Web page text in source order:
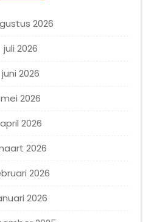
2026
juli 2026
juni 2026
mei 2026
april 2026
2026
2026
2026